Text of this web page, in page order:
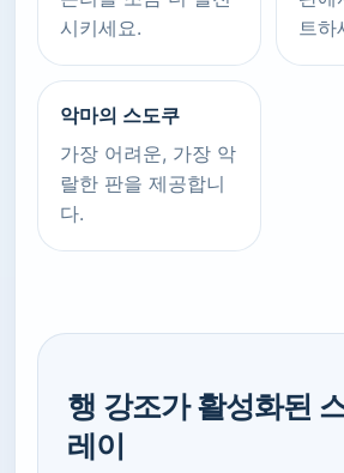
시키세요.
트하
악마의 스도쿠
가장 어려운, 가장 악
랄한 판을 제공합니
다.
행 강조가 활성화된
레이